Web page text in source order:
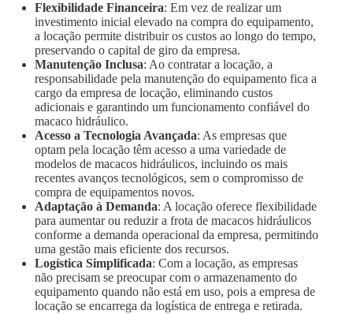
Flexibilidade Financeira: Em vez de realizar um
investimento inicial elevado na compra do equipamento,
a locação permite distribuir os custos ao longo do tempo,
preservando o capital de giro da empresa.
Manutenção Inclusa: Ao contratar a locação, a
responsabilidade pela manutenção do equipamento fica a
cargo da empresa de locação, eliminando custos
adicionais e garantindo um funcionamento confiável do
macaco hidráulico.
Acesso a Tecnologia Avançada: As empresas que
optam pela locação têm acesso a uma variedade de
modelos de macacos hidráulicos, incluindo os mais
recentes avanços tecnológicos, sem o compromisso de
compra de equipamentos novos.
Adaptação à Demanda: A locação oferece flexibilidade
para aumentar ou reduzir a frota de macacos hidráulicos
conforme a demanda operacional da empresa, permitindo
uma gestão mais eficiente dos recursos.
Logística Simplificada: Com a locação, as empresas
não precisam se preocupar com o armazenamento do
equipamento quando não está em uso, pois a empresa de
locação se encarrega da logística de entrega e retirada.